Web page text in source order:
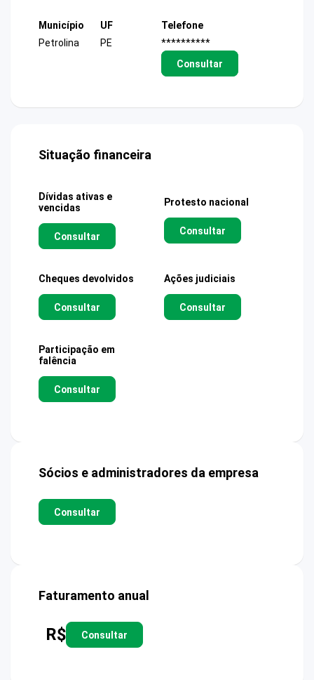
Município
Petrolina
UF
PE
Telefone
**********
Consultar
Situação financeira
Dívidas ativas e
vencidas
Consultar
Protesto nacional
Consultar
Cheques devolvidos
Consultar
Ações judiciais
Consultar
Participação em
falência
Consultar
Sócios e administradores da empresa
Consultar
Faturamento anual
R$ Consultar